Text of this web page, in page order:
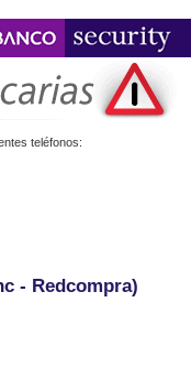
teléfonos:
- Redcompra)